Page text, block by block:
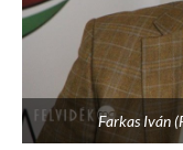
Farkas Iván